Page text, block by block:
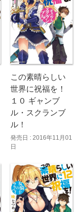
この素晴らしい
世界に祝福を！
１０ ギャンブ
ル・スクランブ
ル！
発売日 : 2016年11月01
日